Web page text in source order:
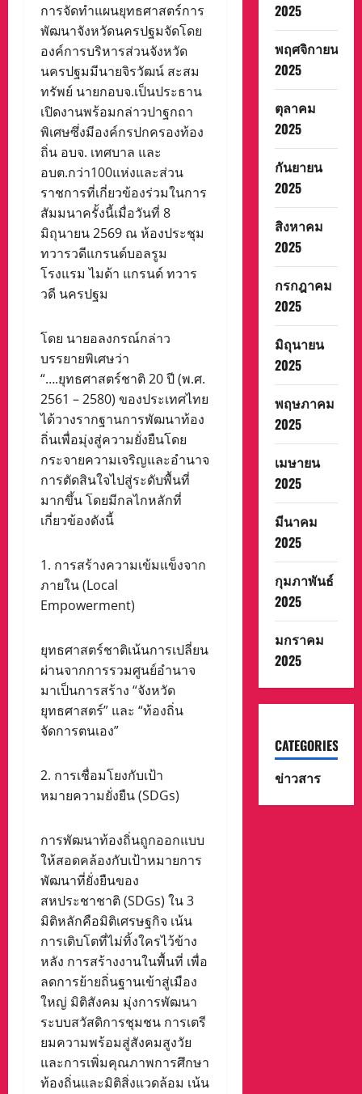
การจัดทำแผนยุทธศาสตร์การ
พัฒนาจังหวัดนครปฐมจัดโดย
องค์การบริหารส่วนจังหวัด
นครปฐมมีนายจิรวัฒน์ สะสม
ทรัพย์ นายกอบจ.เป็นประธาน
เปิดงานพร้อมกล่าวปาฐกถา
พิเศษซึ่งมีองค์กรปกครองท้อง
ถิ่น อบจ. เทศบาล และ
อบต.กว่า100แห่งและส่วน
ราชการที่เกี่ยวข้องร่วมในการ
สัมมนาครั้งนี้เมื่อวันที่ 8
มิถุนายน 2569 ณ ห้องประชุม
ทวารวดีแกรนด์บอลรูม
โรงแรม ไมด้า แกรนด์ ทวาร
วดี นครปฐม
โดย นายอลงกรณ์กล่าว
บรรยายพิเศษว่า
“….ยุทธศาสตร์ชาติ 20 ปี (พ.ศ.
2561 – 2580) ของประเทศไทย
ได้วางรากฐานการพัฒนาท้อง
ถิ่นเพื่อมุ่งสู่ความยั่งยืนโดย
กระจายความเจริญและอำนาจ
การตัดสินใจไปสู่ระดับพื้นที่
มากขึ้น โดยมีกลไกหลักที่
เกี่ยวข้องดังนี้
1. การสร้างความเข้มแข็งจาก
ภายใน (Local
Empowerment)
ยุทธศาสตร์ชาติเน้นการเปลี่ยน
ผ่านจากการรวมศูนย์อำนาจ
มาเป็นการสร้าง “จังหวัด
ยุทธศาสตร์” และ “ท้องถิ่น
จัดการตนเอง”
2. การเชื่อมโยงกับเป้า
หมายความยั่งยืน (SDGs)
การพัฒนาท้องถิ่นถูกออกแบบ
ให้สอดคล้องกับเป้าหมายการ
พัฒนาที่ยั่งยืนของ
สหประชาชาติ (SDGs) ใน 3
มิติหลักคือมิติเศรษฐกิจ เน้น
การเติบโตที่ไม่ทิ้งใครไว้ข้าง
หลัง การสร้างงานในพื้นที่ เพื่อ
ลดการย้ายถิ่นฐานเข้าสู่เมือง
ใหญ่ มิติสังคม มุ่งการพัฒนา
ระบบสวัสดิการชุมชน การเตรี
ยมความพร้อมสู่สังคมสูงวัย
และการเพิ่มคุณภาพการศึกษา
ท้องถิ่นและมิติสิ่งแวดล้อม เน้น
2025
พฤศจิกายน
2025
ตุลาคม
2025
กันยายน
2025
สิงหาคม
2025
กรกฎาคม
2025
มิถุนายน
2025
พฤษภาคม
2025
เมษายน
2025
มีนาคม
2025
กุมภาพันธ์
2025
มกราคม
2025
CATEGORIES
ข่าวสาร